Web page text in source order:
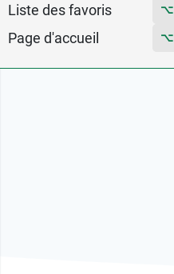
Liste des favoris ⌥
Page d'accueil ⌥